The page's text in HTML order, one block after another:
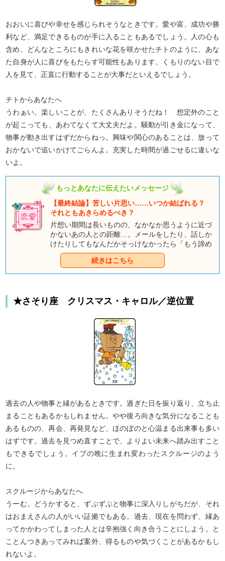
おおいに喜びや幸せを感じられそうなときです。愛や富、成功や勝
利など、満足できるものが手に入ることもあるでしょう。人の心も
含め、どんなところにもきれいな花を咲かせたチトのように、あな
た自身が人に喜びをもたらす可能性もあります。くもりのない目で
人を見て、正直に行動することが大事だといえるでしょう。
チトからあなたへ
うわぁい。楽しいことが、たくさんありそうだね！ 想定外のこと
が起こっても、あわてなくて大丈夫だよ。騒動が引き金になって、
物事が動き出すはずだからねっ。興味や関心のあることは、放って
おかないで追いかけてごらんよ。充実した時間が過ごせるに違いな
いよ。
もっとあなたに伝えたいメッセージ
【最終結論】苦しい片思い……いつか結ばれる？
それともあきらめるべき？
片想い期間は長いものの、なかなか思うように近づ
かないあの人との距離…。メールをしたり、話しか
けたりしてもなんだかそっけなかったら「もう諦め
て他の人を好きになったほうがいいのかな」なんて
弱気になってしまいますよね。それにうまく行かな
い時期が続くと、アプローチすること自体が怖くな
でしょうか？ つれなく思える態度の裏にはあなた
タロットがあなたの恋の核心を占います。結論を出
すのは、それを見てからでも遅くはないはずです
続きはこちら
★さそり座 クリスマス・キャロル／逆位置
過去の人や物事と縁があるときです。過ぎた日を振り返り、立ち止
まることもあるかもしれません。やや後ろ向きな気分になることも
あるものの、再会、再発見など、ほのぼのと心温まる出来事も多い
はずです。過去を見つめ直すことで、よりよい未来へ踏み出すこと
もできるでしょう。イブの晩に生まれ変わったスクルージのよう
に。
スクルージからあなたへ
うーむ。どうかすると、ずぶずぶと物事に深入りしがちだが、それ
はおまえさんの人がいい証拠でもある。過去、現在を問わず、縁あ
ってかかわってしまった人とは辛抱強く向き合うことにしよう。と
ことんつきあってみれば案外、得るものや気づくことがあるかもし
れないよ。